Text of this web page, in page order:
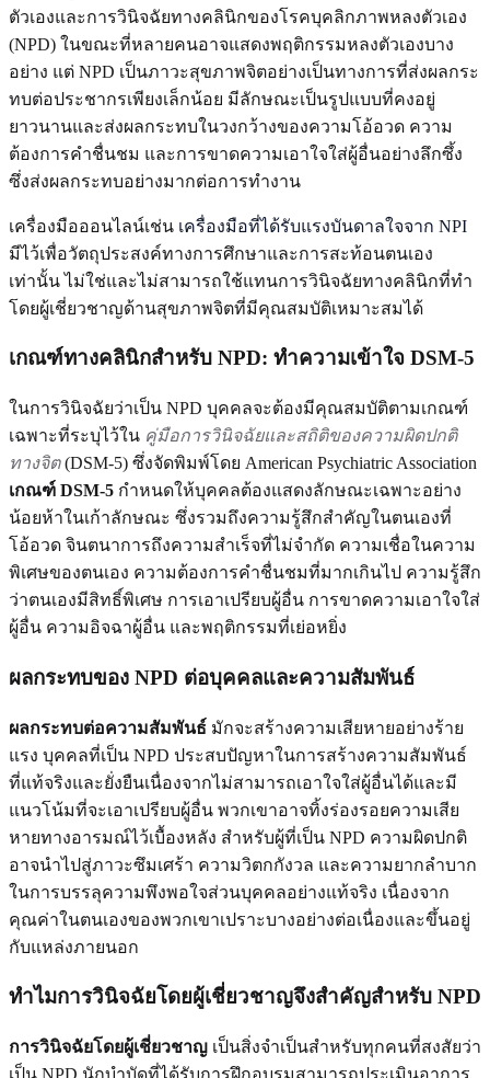
ตัวเองและการวินิจฉัยทางคลินิกของโรคบุคลิกภาพหลงตัวเอง
(NPD) ในขณะที่หลายคนอาจแสดงพฤติกรรมหลงตัวเองบาง
อย่าง แต่ NPD เป็นภาวะสุขภาพจิตอย่างเป็นทางการที่ส่งผลกระ
ทบต่อประชากรเพียงเล็กน้อย มีลักษณะเป็นรูปแบบที่คงอยู่
ยาวนานและส่งผลกระทบในวงกว้างของความโอ้อวด ความ
ต้องการคำชื่นชม และการขาดความเอาใจใส่ผู้อื่นอย่างลึกซึ้ง
ซึ่งส่งผลกระทบอย่างมากต่อการทำงาน
เครื่องมือออนไลน์เช่น เครื่องมือที่ได้รับแรงบันดาลใจจาก NPI
มีไว้เพื่อวัตถุประสงค์ทางการศึกษาและการสะท้อนตนเอง
เท่านั้น ไม่ใช่และไม่สามารถใช้แทนการวินิจฉัยทางคลินิกที่ทำ
โดยผู้เชี่ยวชาญด้านสุขภาพจิตที่มีคุณสมบัติเหมาะสมได้
เกณฑ์ทางคลินิกสำหรับ NPD: ทำความเข้าใจ DSM-5
ในการวินิจฉัยว่าเป็น NPD บุคคลจะต้องมีคุณสมบัติตามเกณฑ์
เฉพาะที่ระบุไว้ใน คู่มือการวินิจฉัยและสถิติของความผิดปกติ
ทางจิต(DSM-5) ซึ่งจัดพิมพ์โดย American Psychiatric Association
เกณฑ์ DSM-5 กำหนดให้บุคคลต้องแสดงลักษณะเฉพาะอย่าง
น้อยห้าในเก้าลักษณะ ซึ่งรวมถึงความรู้สึกสำคัญในตนเองที่
โอ้อวด จินตนาการถึงความสำเร็จที่ไม่จำกัด ความเชื่อในความ
พิเศษของตนเอง ความต้องการคำชื่นชมที่มากเกินไป ความรู้สึก
ว่าตนเองมีสิทธิ์พิเศษ การเอาเปรียบผู้อื่น การขาดความเอาใจใส่
ผู้อื่น ความอิจฉาผู้อื่น และพฤติกรรมที่เย่อหยิ่ง
ผลกระทบของ NPD ต่อบุคคลและความสัมพันธ์
ผลกระทบต่อความสัมพันธ์ มักจะสร้างความเสียหายอย่างร้าย
แรง บุคคลที่เป็น NPD ประสบปัญหาในการสร้างความสัมพันธ์
ที่แท้จริงและยั่งยืนเนื่องจากไม่สามารถเอาใจใส่ผู้อื่นได้และมี
แนวโน้มที่จะเอาเปรียบผู้อื่น พวกเขาอาจทิ้งร่องรอยความเสีย
หายทางอารมณ์ไว้เบื้องหลัง สำหรับผู้ที่เป็น NPD ความผิดปกติ
อาจนำไปสู่ภาวะซึมเศร้า ความวิตกกังวล และความยากลำบาก
ในการบรรลุความพึงพอใจส่วนบุคคลอย่างแท้จริง เนื่องจาก
คุณค่าในตนเองของพวกเขาเปราะบางอย่างต่อเนื่องและขึ้นอยู่
กับแหล่งภายนอก
ทำไมการวินิจฉัยโดยผู้เชี่ยวชาญจึงสำคัญสำหรับ NPD
การวินิจฉัยโดยผู้เชี่ยวชาญ เป็นสิ่งจำเป็นสำหรับทุกคนที่สงสัยว่า
เป็น NPD นักบำบัดที่ได้รับการฝึกอบรมสามารถประเมินอาการ